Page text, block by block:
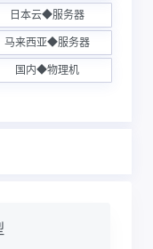
日本云◆服务器
马来西亚◆服务器
国内◆物理机